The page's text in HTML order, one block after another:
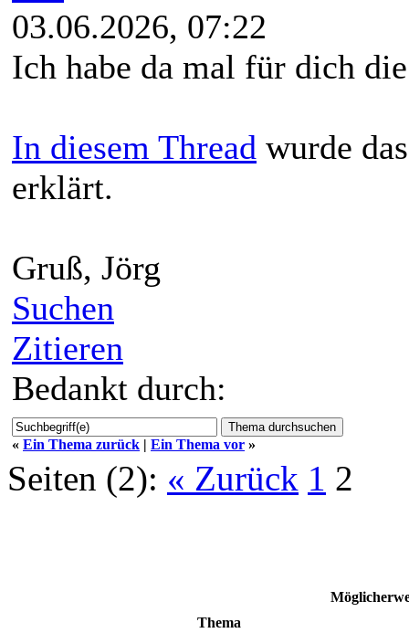
03.06.2026, 07:22
Ich habe da mal für dich
In diesem Thread wurde
erklärt.
Gruß, Jörg
Suchen
Zitieren
Bedankt durch:
« Ein Thema zurück | Ein Thema vor »
Seiten (2): « Zurück 1 2
Thema